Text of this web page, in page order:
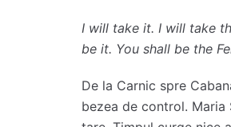
I will take it. I will take
be it. You shall be the
De la Carnic spre
bezea de control. Maria